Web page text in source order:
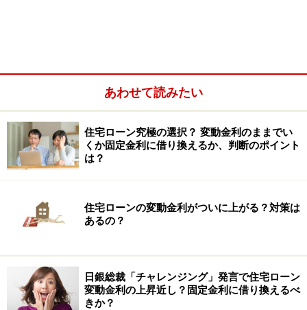
住宅ローンは人生最大の「借金」
あわせて読みたい
住宅ローン究極の選択？ 変動金利のままでい
くか固定金利に借り換えるか、判断のポイント
は？
住宅ローンの変動金利がついに上がる？対策は
あるの？
日銀総裁「チャレンジング」発言で住宅ローン
変動金利の上昇近し？固定金利に借り換えるべ
きか？